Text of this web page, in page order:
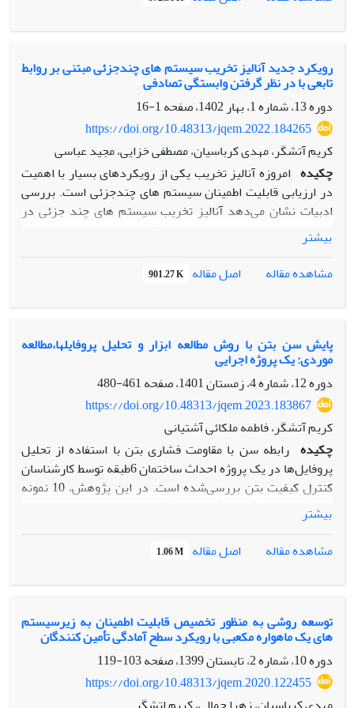
موجب شده که این روش جهت پایش پروژه بر اساس معیار شاخص
پذیری، عملکرد مناسبی نداشته باشد. در این پژوهش با استفاده
عملکردی یک پروژه گازرسانی مبتنی بر داده‌های واقعی را بررسی
نموده‌ایم، پس از تحلیل نتایج به دست آمده، عملکرد دو نمودار
هتلینگ و (MEWMA) را با یکدیگر مقایسه کرده ایم که نمودار
(MEWMA) از قابلیت و حساسیت بیشتری نسبت به نمودار
هتلینگ در شناسایی تغییرات در فرایندهای چند متغیره برخوردار
می باشد.
رویکرد جدید آنالیز تخریب سیستم های چندجزئی مبتنی بر روابط
تابعی با در نظر گرفتن وابستگی تصادفی
دوره 13، شماره 1، بهار 1402، صفحه
1-16
https://doi.org/10.48313/jqem.2022.184265
کریم آتشگر، مهدی کرباسیان، مصطفی خزایی، مجید عباسی
چکیده امروزه آنالیز تخریب یکی از رویکردهای بسیار با اهمیت
در ارزیابی قابلیت اطمینان سیستم های چندجزئی است. بررسی
ادبیات نشان می‌دهد آنالیز تخریب سیستم های چند جزئی در
تحقیقات مختلفی مورد بررسی قرار گرفته است، اما رویکردی که
در آن بین فرآیندهای تخریب اجزا سیستم رابطه پروفایلی وجود
دارد، تاکنون مورد توجه قرار نگرفته است. هنگامی که بین
فرآیندهای تخریب یک یا چند جزء رابطه تابعی وجود داشته باشد،
در ادبیات کنترل فرآیند آماری به آن پروفایل گفته می‌شود. هدف
تغیییرپذیری فرآیندهای تخریب در شرایط وجود پروفایل چند
متغیره تحت شرایط وابستگی تصادفی است. در واقع رویکرد
پیشنهادی امکان پیش بینی و ارزیابی تغییرپذیری فرآیندهای
تخریب در سطح اجزاء و سیستم را ارائه می نماید. در این مقاله به
منظور ارزیابی رویکرد پیشنهادی، از مجموعه داده های یک
سیستم چندجزئی با ساختار 2 از 3 استفاده شده است.
بیشتر
مشاهده مقاله
اصل مقاله 901.27 K
پایش سن بتن با روش مطالعه ابزار و تحلیل پروفایلها،مطالعه
موردی: یک پروژه اجرایی
دوره 12، شماره 4، زمستان 1401، صفحه
461-480
https://doi.org/10.48313/jqem.2023.183867
کریم آتشگر، فاطمه ملکائی آشتیانی
چکیده رابطه سن با مقاومت فشاری بتن با استفاده از تحلیل
پروفایل‌ها در یک پروژه احداث ساختمان 6طبقه توسط کارشناسان
کنترل کیفیت بتن بررسی‌شده است. در این پژوهش، 10 نمونه
بتن در شرایط آزمایشگاهی عمل‌آوری شدند و مقاومت فشاری
روش مطالعه ابزار، متأثر نبودن داده‌ها از خطای اندازه‌گیری
موردبررسی قرارگرفت. در فاز یک با استفاده از نمودار کنترل
استور و بریل، پروفایل‌های خارج از کنترل حذف‌شدند و مدلی
است. در فاز دو با استفاده از 10000 داده‌ شبیه‌سازی‌شده توسط
قادر به شناسایی سیگنال‌ خارج از کنترل را می باشد، لذا
کارشناسان کنترل کیفیت بتن می‌توانند عوامل تخریب بتن را
بیشتر
مشاهده مقاله
اصل مقاله 1.06 M
توسعه روشی به منظور تخصیص قابلیت اطمینان به زیرسیستم
های یک ماهواره مکعبی با رویکرد سطح آمادگی تأمین کنندگان
دوره 10، شماره 2، تابستان 1399، صفحه
103-119
https://doi.org/10.48313/jqem.2020.122455